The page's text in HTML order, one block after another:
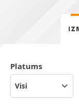
Platums